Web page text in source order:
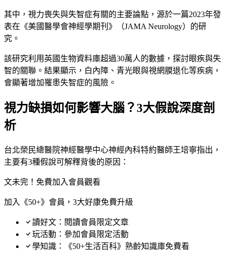
其中，視力喪失與失智症有關的主要論點，源於一篇2023年發
表在《美國醫學會神經學期刊》（JAMA Neurology）的研
究。
該研究利用英國生物資料庫超過30萬人的數據，探討眼疾與失
智的關聯。結果顯示，白內障、青光眼與視網膜退化等疾病，
會顯著增加罹患失智症的風險。
視力缺損如何影響大腦？3大假說深度剖
析
台北榮民總醫院神經醫學中心神經內科特約醫師王培寧指出，
主要有3種假說可解釋背後的原因：
文未完！免費加入會員觀看
加入《50+》會員，3大好康免費升級
讀好文：閱讀會員限定文章
玩活動：參加會員限定活動
學知識：《50+生活百科》熟齡知識庫免費看